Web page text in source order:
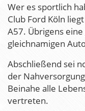
Wer es sportlich
Club Ford Köln
A57. Übrigens
gleichnamigen
Abschließend sei
der
Beinahe alle
vertreten.